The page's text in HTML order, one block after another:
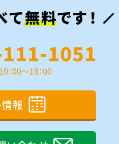
1051
：00～18：00
情報